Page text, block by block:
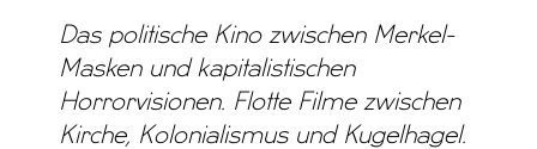
Das politische Kino zwischen Merkel-
Masken und kapitalistischen
Horrorvisionen. Flotte Filme zwischen
Kirche, Kolonialismus und Kugelhagel.